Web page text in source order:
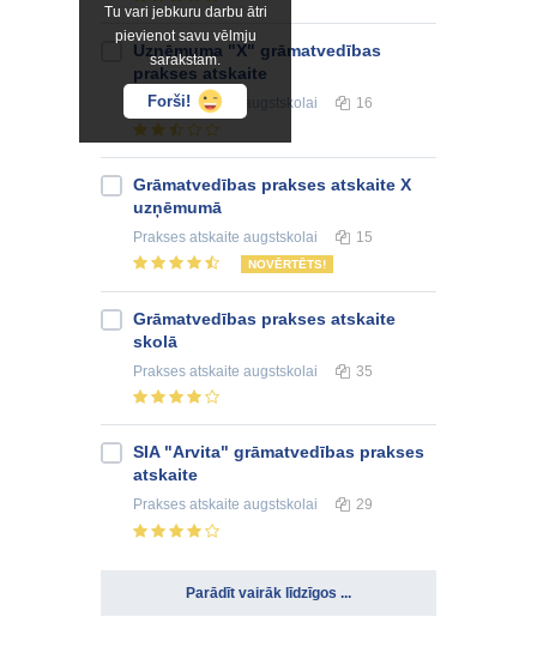
Tu vari jebkuru darbu ātri
pievienot savu vēlmju
sarakstam.
Forši!
Uzņēmuma "X" grāmatvedības
prakses atskaite
Prakses atskaite augstskolai 16
Grāmatvedības prakses atskaite X
uzņēmumā
Prakses atskaite augstskolai 15
NOVĒRTĒTS!
Grāmatvedības prakses atskaite
skolā
Prakses atskaite augstskolai 35
SIA "Arvita" grāmatvedības prakses
atskaite
Prakses atskaite augstskolai 29
Parādīt vairāk līdzīgos ...